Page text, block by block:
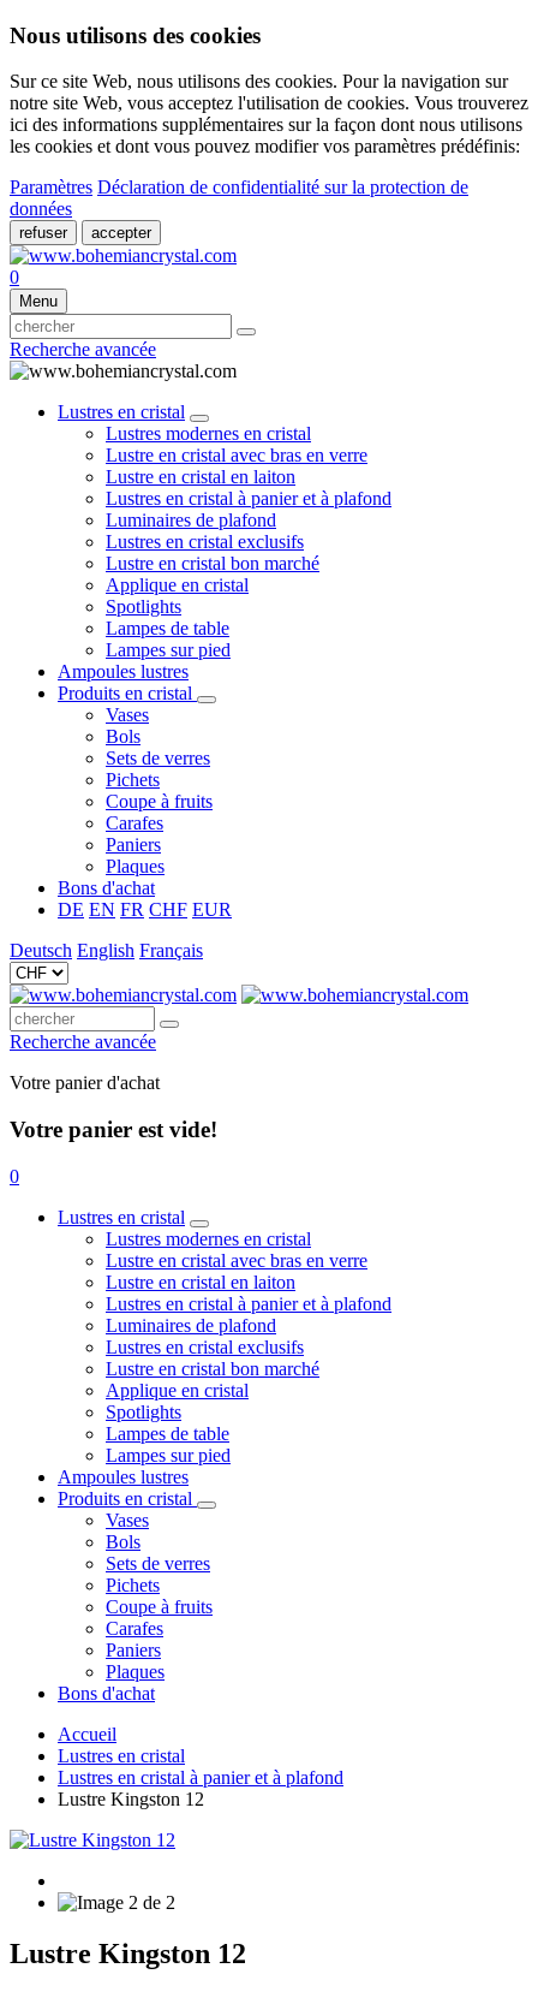
Nous utilisons des cookies
Sur ce site Web, nous utilisons des cookies. Pour la navigation sur
notre site Web, vous acceptez l'utilisation de cookies. Vous trouverez
ici des informations supplémentaires sur la façon dont nous utilisons
les cookies et dont vous pouvez modifier vos paramètres prédéfinis:
Paramètres Déclaration de confidentialité sur la protection de
données
refuser accepter
0
Menu
Recherche avancée
Lustres en cristal
Lustres modernes en cristal
Lustre en cristal avec bras en verre
Lustre en cristal en laiton
Lustres en cristal à panier et à plafond
Luminaires de plafond
Lustres en cristal exclusifs
Lustre en cristal bon marché
Applique en cristal
Spotlights
Lampes de table
Lampes sur pied
Ampoules lustres
Produits en cristal
Vases
Bols
Sets de verres
Pichets
Coupe à fruits
Carafes
Paniers
Plaques
Bons d'achat
DE EN FR CHF EUR
Deutsch English Français
Recherche avancée
Votre panier d'achat
Votre panier est vide!
0
Lustres en cristal
Lustres modernes en cristal
Lustre en cristal avec bras en verre
Lustre en cristal en laiton
Lustres en cristal à panier et à plafond
Luminaires de plafond
Lustres en cristal exclusifs
Lustre en cristal bon marché
Applique en cristal
Spotlights
Lampes de table
Lampes sur pied
Ampoules lustres
Produits en cristal
Vases
Bols
Sets de verres
Pichets
Coupe à fruits
Carafes
Paniers
Plaques
Bons d'achat
Accueil
Lustres en cristal
Lustres en cristal à panier et à plafond
Lustre Kingston 12
Lustre Kingston 12